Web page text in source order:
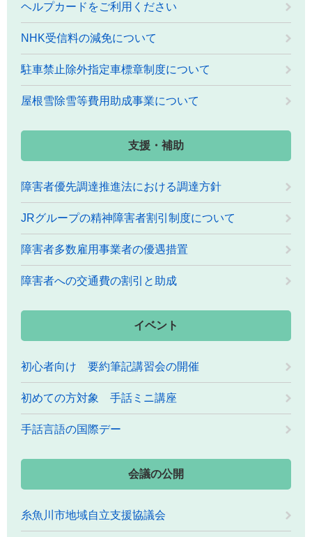
ヘルプカードをご利用ください
NHK受信料の減免について
駐車禁止除外指定車標章制度について
屋根雪除雪等費用助成事業について
支援・補助
障害者優先調達推進法における調達方針
JRグループの精神障害者割引制度について
障害者多数雇用事業者の優遇措置
障害者への交通費の割引と助成
イベント
初心者向け 要約筆記講習会の開催
初めての方対象 手話ミニ講座
手話言語の国際デー
会議の公開
糸魚川市地域自立支援協議会